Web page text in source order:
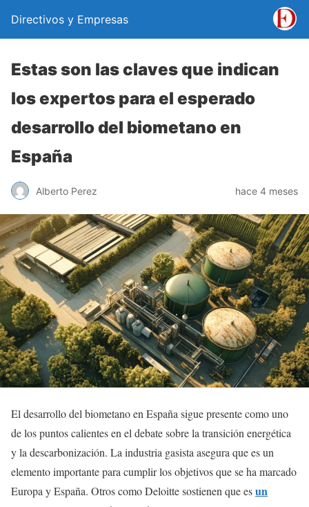
Directivos y Empresas
Estas son las claves que indican
los expertos para el esperado
desarrollo del biometano en
España
Alberto Perez hace 4 meses
El desarrollo del biometano en España sigue presente como uno
de los puntos calientes en el debate sobre la transición energética
y la descarbonización. La industria gasista asegura que es un
elemento importante para cumplir los objetivos que se ha marcado
Europa y España. Otros como Deloitte sostienen que esun